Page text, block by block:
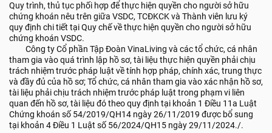
Quy trình, thủ tục phối hợp để thực hiện quyền cho người sở hữu
chứng khoán nêu trên giữa VSDC, TCĐKCK và Thành viên lưu ký
quy định chi tiết tại Quy chế về thực hiện quyền cho người sở hữu
chứng khoán VSDC.
Công ty Cổ phần Tập Đoàn VinaLiving và các tổ chức, cá nhân
tham gia vào quá trình lập hồ sơ, tài liệu thực hiện quyền phải chịu
trách nhiệm trước pháp luật về tính hợp pháp, chính xác, trung thực
và đầy đủ của hồ sơ; Tổ chức, cá nhân tham gia vào xác nhận hồ sơ,
tài liệu phải chịu trách nhiệm trước pháp luật trong phạm vi liên
quan đến hồ sơ, tài liệu đó theo quy định tại khoản 1 Điều 11a Luật
Chứng khoán số 54/2019/QH14 ngày 26/11/2019 được bổ sung
tại khoản 4 Điều 1 Luật số 56/2024/QH15 ngày 29/11/2024./.